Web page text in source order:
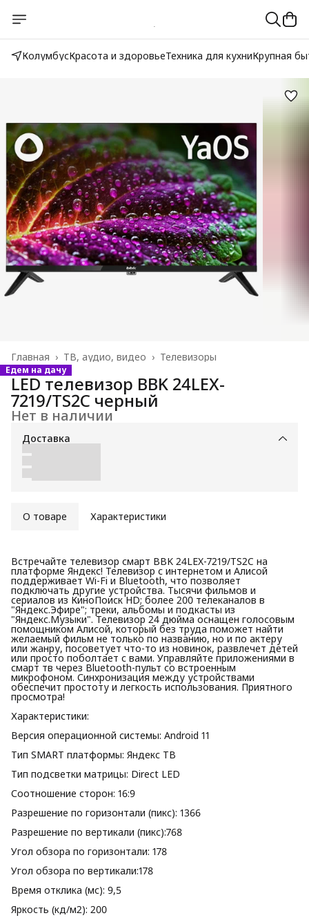
КолумбусКрасота и здоровьеТехника для кухниКрупная
Телевизоры
ТВ, аудио, видео ›
Главная ›
Едем на дачу
LED телевизор BBK 24LEX-
7219/TS2C черный
Нет в наличии
Доставка
О товаре Характеристики
Встречайте телевизор смарт BBK 24LEX-7219/TS2C на
платформе Яндекс! Телевизор с интернетом и Алисой
поддерживает Wi-Fi и Bluetooth, что позволяет
подключать другие устройства. Тысячи фильмов и
сериалов из КиноПоиск HD; более 200 телеканалов в
"Яндекс.Эфире"; треки, альбомы и подкасты из
"Яндекс.Музыки". Телевизор 24 дюйма оснащен голосовым
помощником Алисой, который без труда поможет найти
желаемый фильм не только по названию, но и по актеру
или жанру, посоветует что-то из новинок, развлечет детей
или просто поболтает с вами. Управляйте приложениями в
смарт тв через Bluetooth-пульт со встроенным
микрофоном. Синхронизация между устройствами
обеспечит простоту и легкость использования. Приятного
просмотра!
Характеристики:
Версия операционной системы: Android 11
Тип SMART платформы: Яндекс ТВ
Тип подсветки матрицы: Direct LED
Соотношение сторон: 16:9
Разрешение по горизонтали (пикс): 1366
Разрешение по вертикали (пикс):768
Угол обзора по горизонтали: 178
Угол обзора по вертикали:178
Время отклика (мс): 9,5
Яркость (кд/м2): 200